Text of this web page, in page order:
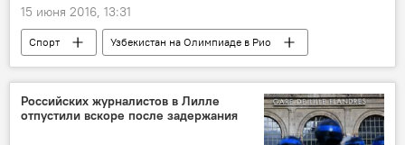
15 июня 2016, 13:31
Спорт Узбекистан на Олимпиаде в Рио
Российских журналистов в Лилле
отпустили вскоре после задержания